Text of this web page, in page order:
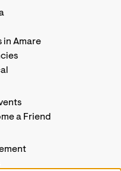
in Amare
a Friend